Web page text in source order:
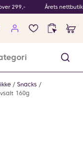
299,- Årets
Ingen
produkter
Snacks
160g